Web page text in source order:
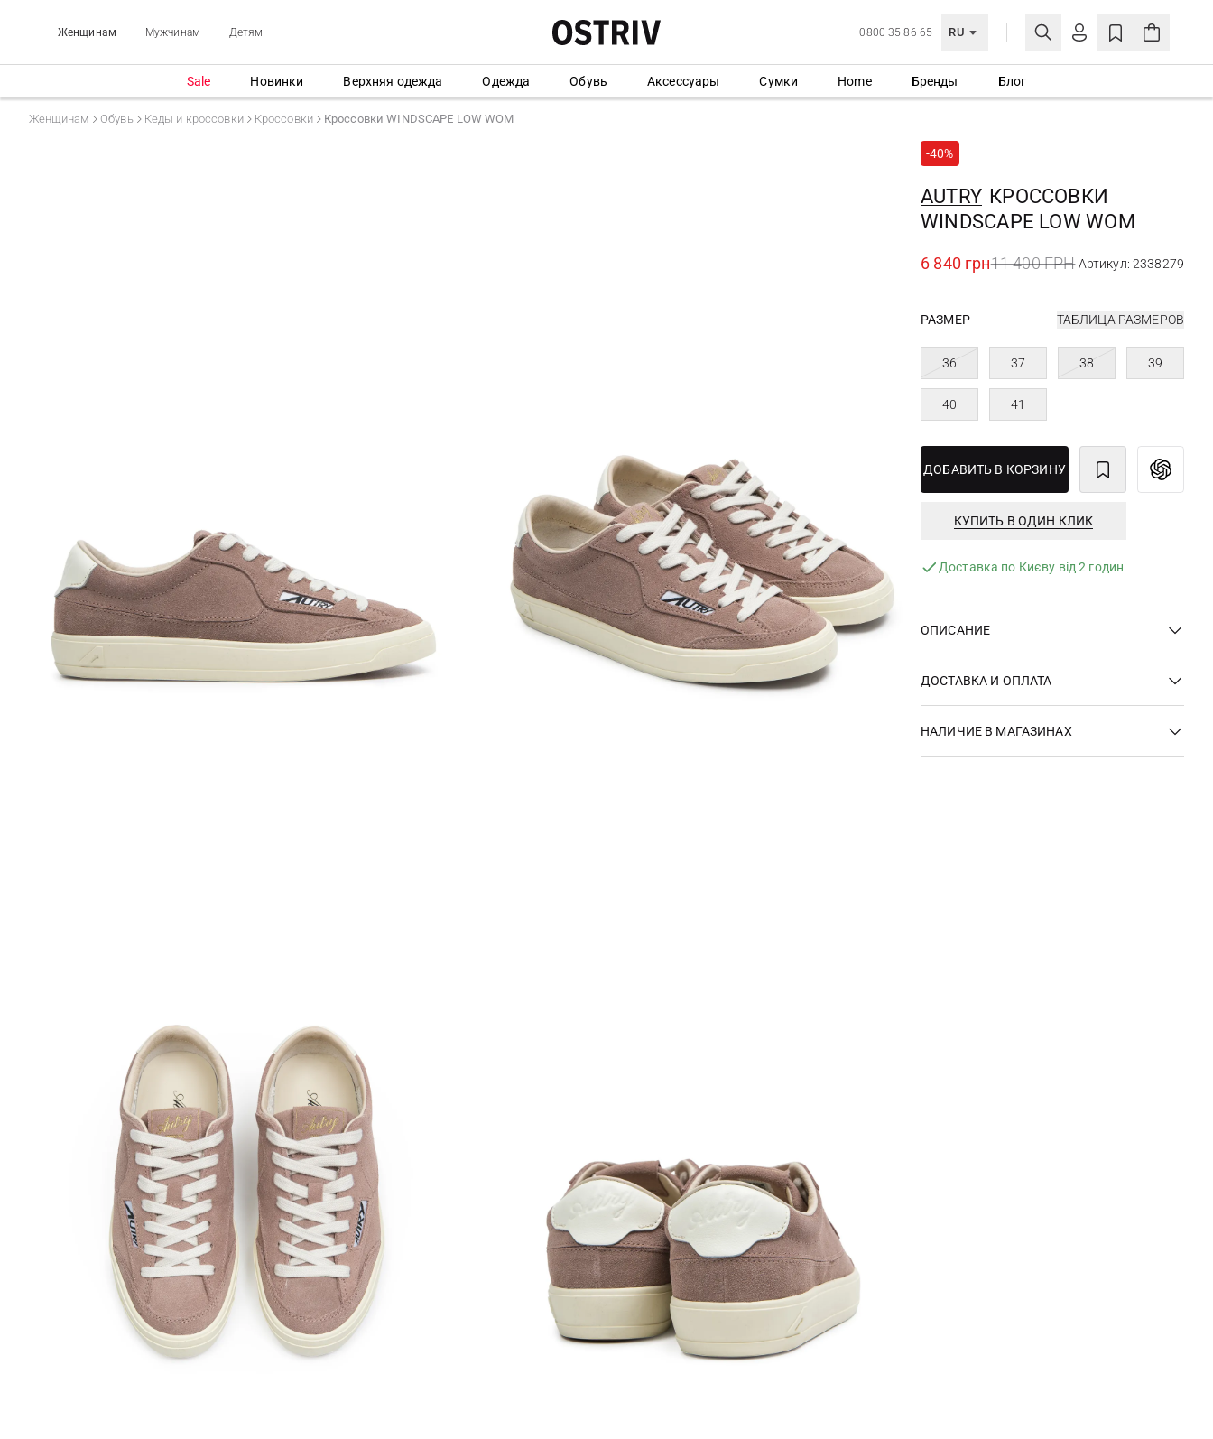
Женщинам Мужчинам Детям 0800 35 86 65 RU
ЛИЧНЫЙ КАБИНЕТ
СОЗДАТЬ УЧЕТНУЮ ЗАПИСЬ
Sale Новинки Верхняя одежда Одежда Обувь Аксессуары Сумки Home Бренды Блог
Женщинам Обувь Кеды и кроссовки Кроссовки Кроссовки WINDSCAPE LOW WOM
-40%
AUTRY КРОССОВКИ
WINDSCAPE LOW WOM
6 840 грн11 400 ГРН Артикул: 2338279
РАЗМЕР ТАБЛИЦА РАЗМЕРОВ
36 37 38 39
40 41
ДОБАВИТЬ В КОРЗИНУ
КУПИТЬ В ОДИН КЛИК
Доставка по Києву від 2 годин
ОПИСАНИЕ
ДОСТАВКА И ОПЛАТА
НАЛИЧИЕ В МАГАЗИНАХ